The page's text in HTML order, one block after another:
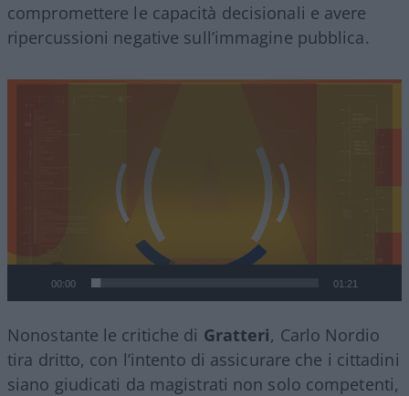
compromettere le capacità decisionali e avere
ripercussioni negative sull’immagine pubblica.
00:00 01:21
Nonostante le critiche di Gratteri, Carlo Nordio
tira dritto, con l’intento di assicurare che i cittadini
siano giudicati da magistrati non solo competenti,